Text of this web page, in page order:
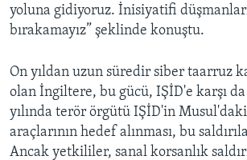
yoluna gidiyoruz. İnisiyatifi
bırakamayız” şeklinde konuştu.
On yıldan uzun süredir siber taarruz
olan İngiltere, bu gücü, IŞİD'e karşı
yılında terör örgütü IŞİD'in Musul'daki
araçlarının hedef alınması, bu
Ancak yetkililer, sanal korsanlık